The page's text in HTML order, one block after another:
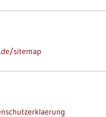
sitemap